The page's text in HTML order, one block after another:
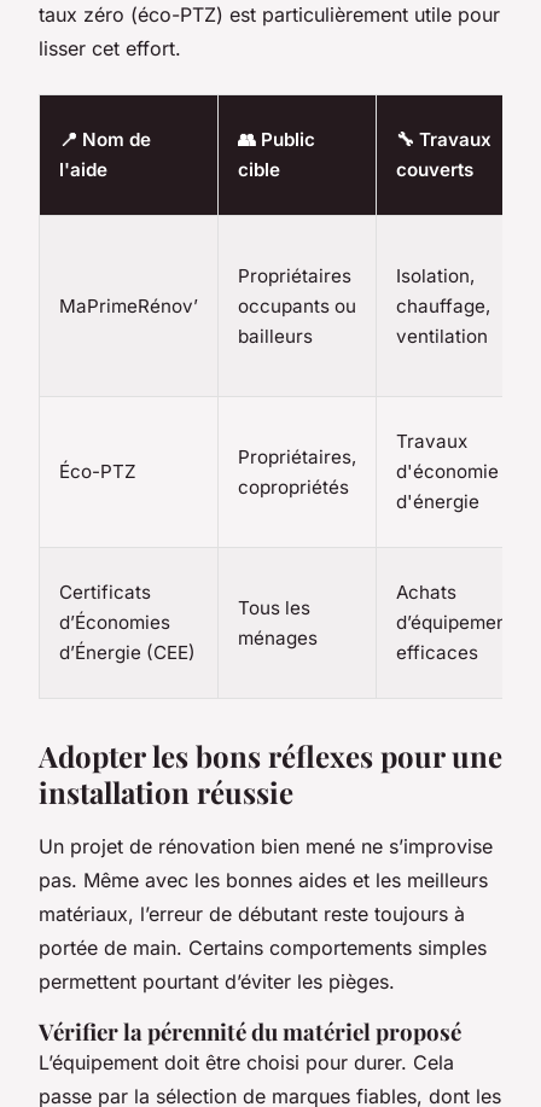
taux zéro (éco-PTZ) est particulièrement utile pour
lisser cet effort.
📍 Nom de
l'aide
👥 Public
cible
🔧 Travaux
couverts
MaPrimeRénov’
Propriétaires
occupants ou
bailleurs
Isolation,
chauffage,
ventilation
Éco-PTZ
Propriétaires,
copropriétés
Travaux
d'économie
d'énergie
Certificats
d’Économies
d’Énergie (CEE)
Tous les
ménages
Achats
d’équipements
efficaces
Adopter les bons réflexes pour une
installation réussie
Un projet de rénovation bien mené ne s’improvise
pas. Même avec les bonnes aides et les meilleurs
matériaux, l’erreur de débutant reste toujours à
portée de main. Certains comportements simples
permettent pourtant d’éviter les pièges.
Vérifier la pérennité du matériel proposé
L’équipement doit être choisi pour durer. Cela
passe par la sélection de marques fiables, dont les